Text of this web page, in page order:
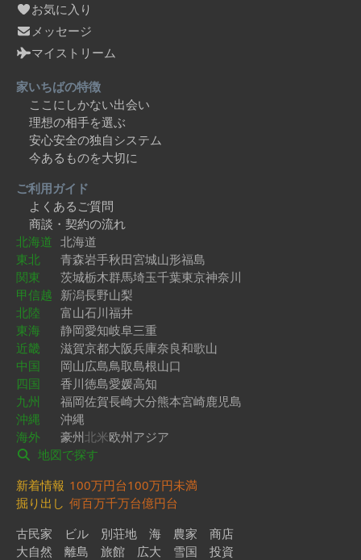
お気に入り
メッセージ
マイストリーム
家いちばの特徴
ここにしかない出会い
理想の相手を選ぶ
安心安全の独自システム
今あるものを大切に
ご利用ガイド
よくあるご質問
商談・契約の流れ
北海道 北海道
東北
青森岩手秋田宮城山形福島
関東
茨城栃木群馬埼玉千葉東京神奈川
甲信越 新潟長野山梨
北陸
富山石川福井
東海
静岡愛知岐阜三重
近畿
滋賀京都大阪兵庫奈良和歌山
中国
岡山広島鳥取島根山口
四国
香川徳島愛媛高知
九州
福岡佐賀長崎大分熊本宮崎鹿児島
沖縄
沖縄
海外
豪州北米欧州アジア
地図で探す
新着情報 100万円台100万円未満
掘り出し 何百万千万台億円台
古民家
ビル 別荘地 海 農家
商店
大自然
離島 旅館 広大 雪国
投資